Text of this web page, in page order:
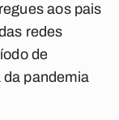
aos pais
redes
de
pandemia